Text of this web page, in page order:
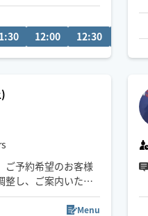
(*^^*)
12:00 12:30 13:00
ご予約希望のお客様
整し、ご案内いたし
Menu